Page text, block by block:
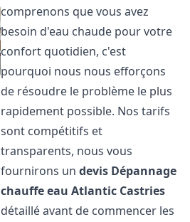
comprenons que vous avez
besoin d'eau chaude pour votre
confort quotidien, c'est
pourquoi nous nous efforçons
de résoudre le problème le plus
rapidement possible. Nos tarifs
sont compétitifs et
transparents, nous vous
fournirons undevis Dépannage
chauffe eau Atlantic Castries
détaillé avant de commencer les